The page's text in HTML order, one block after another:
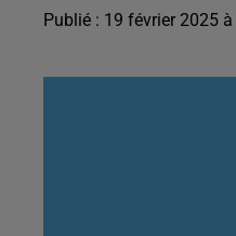
Publié : 19 février 2025